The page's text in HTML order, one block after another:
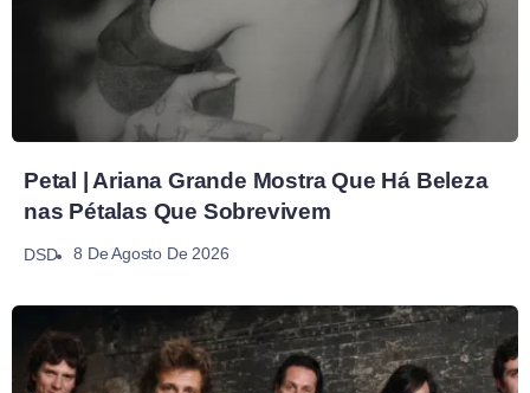
Petal | Ariana Grande Mostra Que Há Beleza
nas Pétalas Que Sobrevivem
DSD 8 De Agosto De 2026